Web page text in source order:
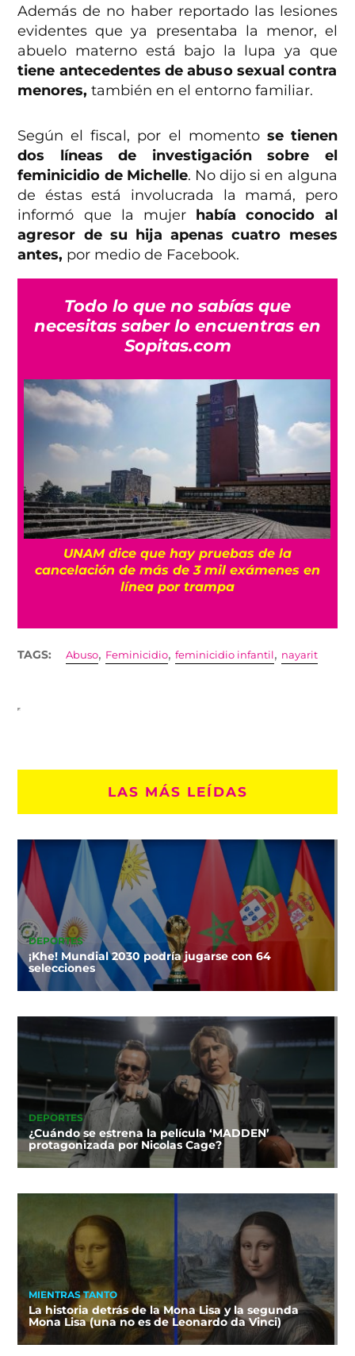
Además de no haber reportado las lesiones
evidentes que ya presentaba la menor, el
abuelo materno está bajo la lupa ya que
tiene antecedentes de abuso sexual contra
menores, también en el entorno familiar.
Según el fiscal, por el momento se tienen
dos líneas de investigación sobre el
feminicidio de Michelle. No dijo si en alguna
de éstas está involucrada la mamá, pero
informó que la mujer había conocido al
agresor de su hija apenas cuatro meses
antes, por medio de Facebook.
Todo lo que no sabías que
necesitas saber lo encuentras en
Sopitas.com
UNAM dice que hay pruebas de la
cancelación de más de 3 mil exámenes en
línea por trampa
TAGS: Abuso, Feminicidio,feminicidio infantil , nayarit
LAS MÁS LEÍDAS
DEPORTES
¡Khe! Mundial 2030 podría jugarse con 64
selecciones
DEPORTES
¿Cuándo se estrena la película ‘MADDEN’
protagonizada por Nicolas Cage?
MIENTRAS TANTO
La historia detrás de la Mona Lisa y la segunda
Mona Lisa (una no es de Leonardo da Vinci)